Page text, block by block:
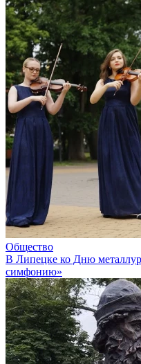
Общество
В Липецке ко Дню
симфонию»